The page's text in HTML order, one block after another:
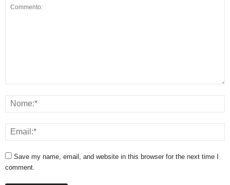
Save my name, email, and website in this browser for the next time I
comment.